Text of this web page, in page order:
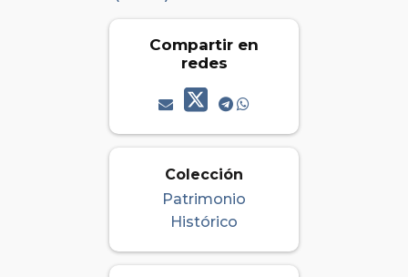
Compartir en
redes
Colección
Patrimonio
Histórico